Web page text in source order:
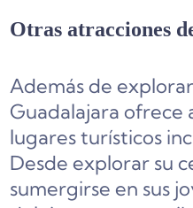
Otras atracciones
Además de
Guadalajara ofrece
lugares turísticos
Desde explorar su
sumergirse en sus